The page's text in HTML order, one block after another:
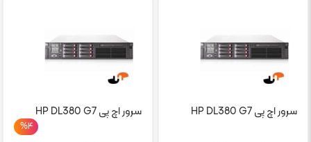
سرور اچ پی HP DL380 G7 سرور اچ پی HP DL380 G7
%۴